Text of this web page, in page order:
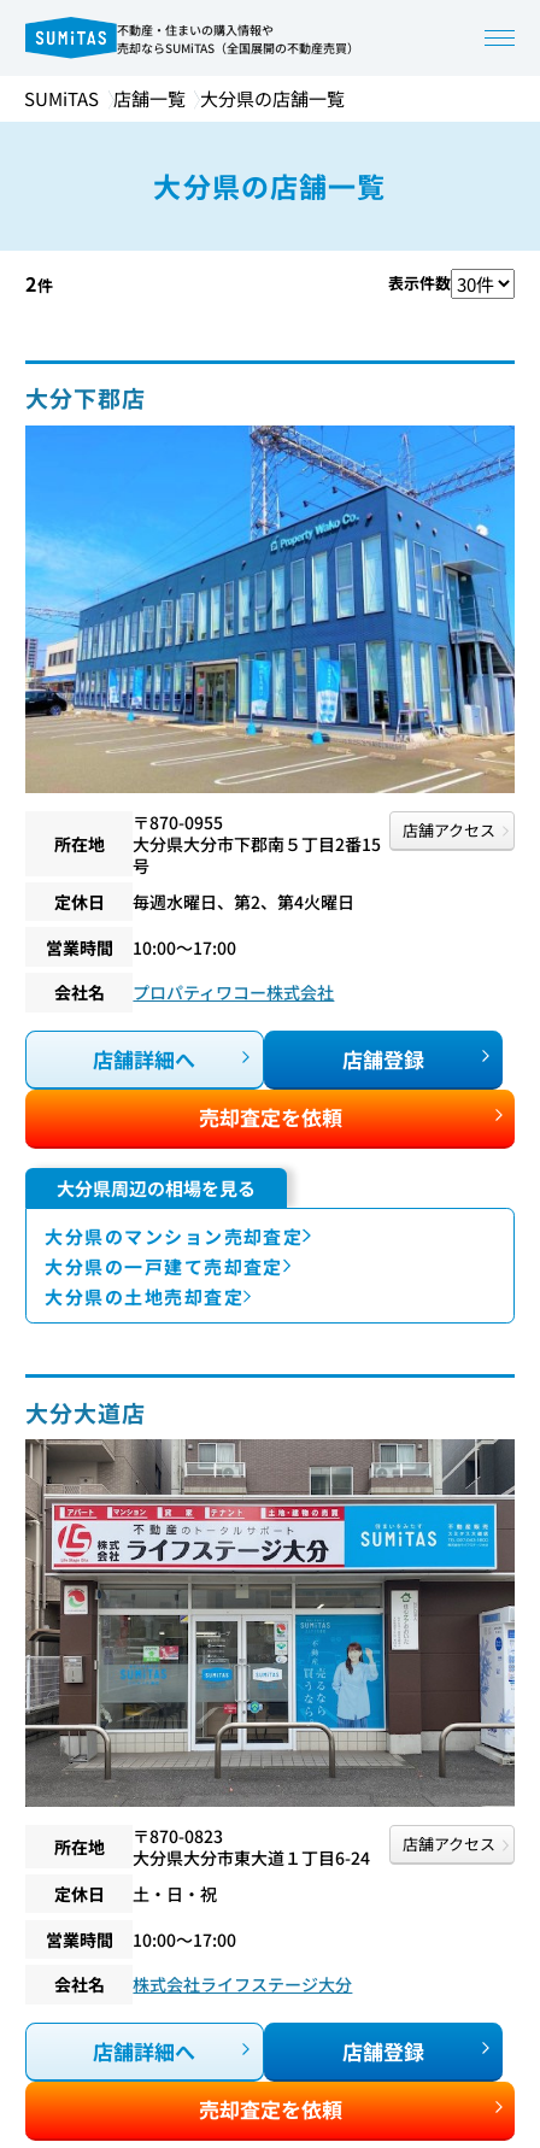
不動産・住まいの購入情報や
売却ならSUMiTAS（全国展開の不動産売買）
SUMiTAS 店舗一覧 大分県の店舗一覧
大分県の店舗一覧
2件 表示件数
大分下郡店
所在地
〒870-0955
大分県大分市下郡南５丁目2番15
号
定休日
毎週水曜日、第2、第4火曜日
営業時間
10:00〜17:00
会社名
プロパティワコー株式会社
店舗アクセス
店舗詳細へ 店舗登録
売却査定を依頼
大分県周辺の相場を見る
大分県のマンション売却査定
大分県の一戸建て売却査定
大分県の土地売却査定
大分大道店
所在地
〒870-0823
大分県大分市東大道１丁目6-24
定休日
土・日・祝
営業時間
10:00〜17:00
会社名
株式会社ライフステージ大分
店舗アクセス
店舗詳細へ 店舗登録
売却査定を依頼